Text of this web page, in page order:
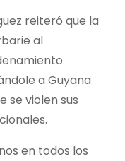
reiteró que la
al
a Guyana
se violen sus
en todos los